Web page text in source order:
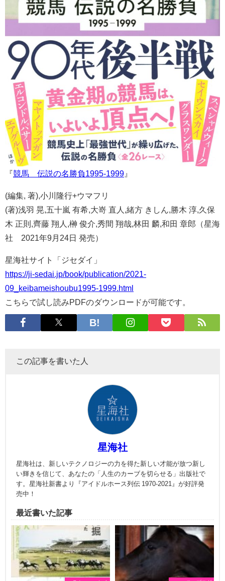
『競馬 伝説の名勝負1995-1999 』
(編集, 著),小川隆行+ウマフリ
(著)浅羽 晃,五十嵐 有希,大嵜 直人,緒方 きしん,勝木 淳,久保
木 正則,齊藤 翔人,榊 俊介,秀間 翔哉,林田 麟,和田 章郎（星海
社 2021年9月24日 発売）
星海社サイト「ジセダイ」
https://ji-sedai.jp/book/publication/2021-
09_keibameishoubu1995-1999.html
こちらで試し読みPDFのダウンロードが可能です。
この記事を書いた人
星海社
星海社は、新しいテクノロジーの力を得た新しい才能が放つ新し
い輝きを信じて、あなたの「人生のカーブを切らせる」出版社で
す。星海社新書より『アイドルホース列伝 1970-2021』が好評発
売中！
最近書いた記事